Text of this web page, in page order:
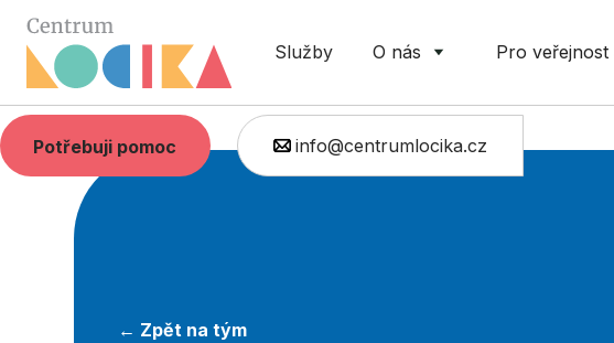
Služby O nás Pro veřejnost
Potřebuji pomoc info@centrumlocika.cz
← Zpět na tým